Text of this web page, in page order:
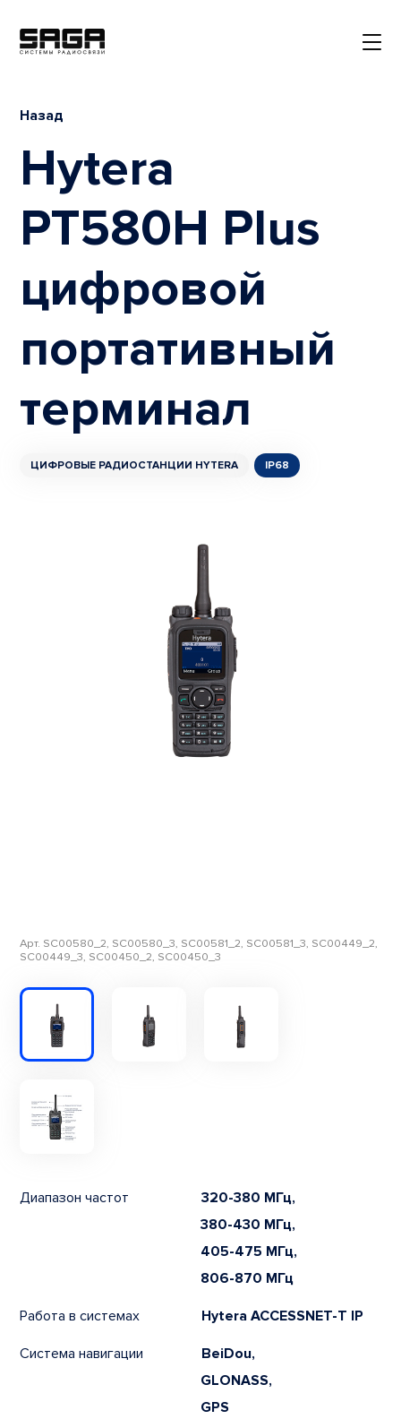
Назад
Диапазон частот
320-380 МГц,
380-430 МГц,
405-475 МГц,
806-870 МГц
Работа в системах Hytera ACCESSNET-T IP
Система навигации
BeiDou,
GLONASS,
GPS
Hytera
PT580H Plus
цифровой
портативный
терминал
ЦИФРОВЫЕ РАДИОСТАНЦИИ HYTERA IP68
Арт. SC00580_2, SC00580_3, SC00581_2, SC00581_3, SC00449_2,
SC00449_3, SC00450_2, SC00450_3